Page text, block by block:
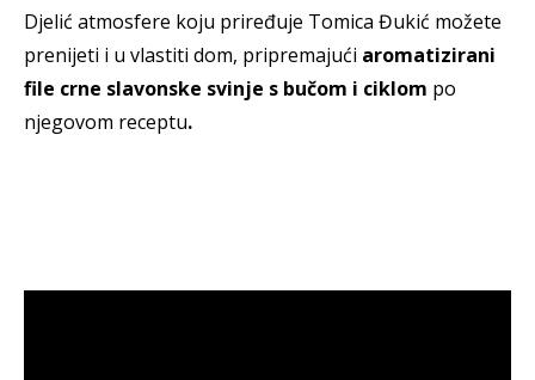
Djelić atmosfere koju priređuje Tomica Đukić možete
prenijeti i u vlastiti dom, pripremajući aromatizirani
file crne slavonske svinje s bučom i ciklom po
njegovom receptu.